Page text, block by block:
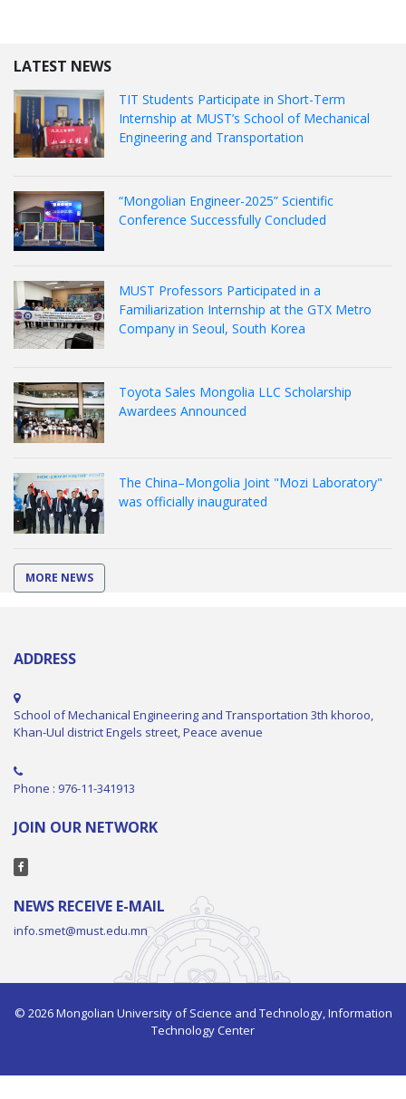
LATEST NEWS
TIT Students Participate in Short-Term
Internship at MUST’s School of Mechanical
Engineering and Transportation
“Mongolian Engineer-2025” Scientific
Conference Successfully Concluded
MUST Professors Participated in a
Familiarization Internship at the GTX Metro
Company in Seoul, South Korea
Toyota Sales Mongolia LLC Scholarship
Awardees Announced
The China–Mongolia Joint "Mozi Laboratory"
was officially inaugurated
MORE NEWS
ADDRESS
School of Mechanical Engineering and Transportation 3th khoroo,
Khan-Uul district Engels street, Peace avenue
Phone : 976-11-341913
JOIN OUR NETWORK
NEWS RECEIVE E-MAIL
info.smet@must.edu.mn
© 2026 Mongolian University of Science and Technology, Information
Technology Center